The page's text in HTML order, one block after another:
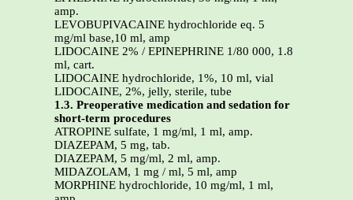
amp.
LEVOBUPIVACAINE hydrochloride eq. 5
mg/ml base,10 ml, amp
LIDOCAINE 2% / EPINEPHRINE 1/80 000, 1.8
ml, cart.
LIDOCAINE hydrochloride, 1%, 10 ml, vial
LIDOCAINE, 2%, jelly, sterile, tube
1.3. Preoperative medication and sedation for
short-term procedures
ATROPINE sulfate, 1 mg/ml, 1 ml, amp.
DIAZEPAM, 5 mg, tab.
DIAZEPAM, 5 mg/ml, 2 ml, amp.
MIDAZOLAM, 1 mg / ml, 5 ml, amp
MORPHINE hydrochloride, 10 mg/ml, 1 ml,